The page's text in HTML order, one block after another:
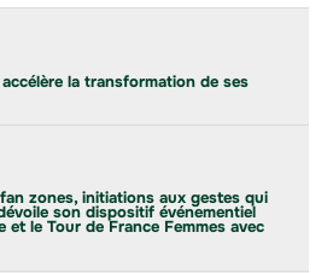
la transformation de ses
zones, initiations aux gestes qui
son dispositif événementiel
et le Tour de France Femmes avec